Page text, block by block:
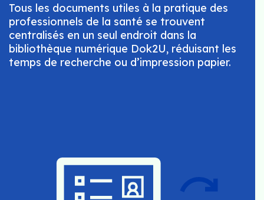
Tous les documents utiles à la pratique des
professionnels de la santé se trouvent
centralisés en un seul endroit dans la
bibliothèque numérique Dok2U, réduisant les
temps de recherche ou d’impression papier.